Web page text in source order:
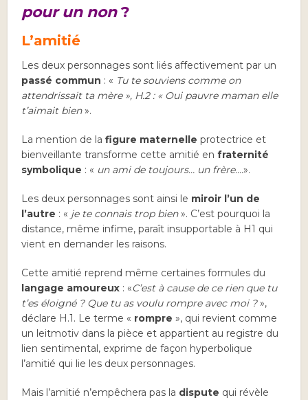
pour un non?
L’amitié
Les deux personnages sont liés affectivement par un
passé commun : « Tu te souviens comme on
attendrissait ta mère », H.2 : « Oui pauvre maman elle
t’aimait bien».
La mention de la figure maternelle protectrice et
bienveillante transforme cette amitié enfraternité
symbolique : « un ami de toujours… un frère….».
Les deux personnages sont ainsi le miroir l’un de
l’autre : « je te connais trop bien». C’est pourquoi la
distance, même infime, paraît insupportable à H1 qui
vient en demander les raisons.
Cette amitié reprend même certaines formules du
langage amoureux : «C’est à cause de ce rien que tu
t’es éloigné ? Que tu as voulu rompre avec moi ?»,
déclare H.1. Le terme « rompre», qui revient comme
un leitmotiv dans la pièce et appartient au registre du
lien sentimental, exprime de façon hyperbolique
l’amitié qui lie les deux personnages.
Mais l’amitié n’empêchera pas la dispute qui révèle